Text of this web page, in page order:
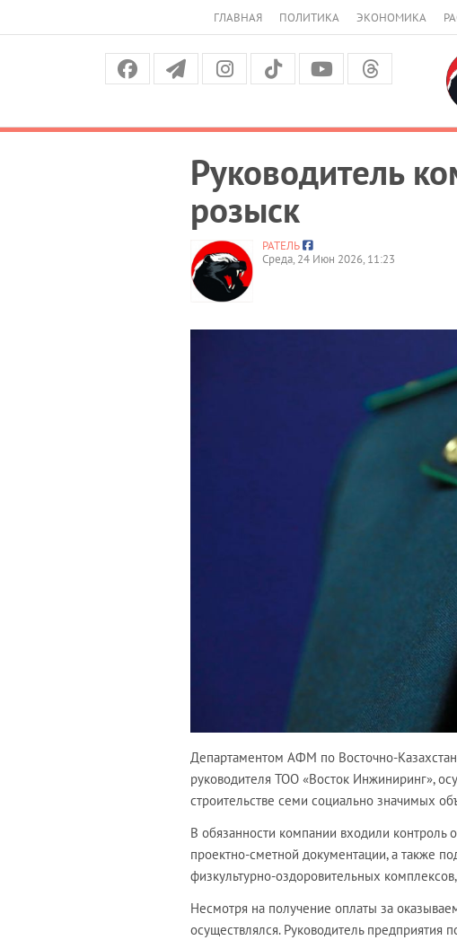
ГЛАВНАЯ ПОЛИТИКА ЭКОНОМИКА
Руководитель
розыск
РАТЕЛЬ
Среда, 24 Июн 2026, 11:23
Департаментом АФМ по Восточно-
руководителя ТОО «Восток Инжиниринг»,
строительстве семи социально значимых
В обязанности компании входили контроль
проектно-сметной документации, а также
физкультурно-оздоровительных
Несмотря на получение оплаты за
осуществлялся. Руководитель